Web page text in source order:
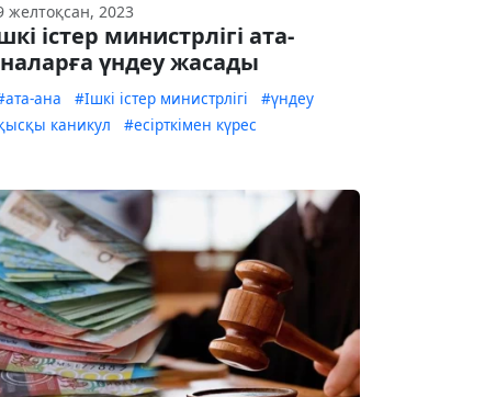
желтоқсан, 2023
істер министрлігі ата-
үндеу жасады
ана #Ішкі істер министрлігі
#үндеу
каникул
#есірткімен күрес